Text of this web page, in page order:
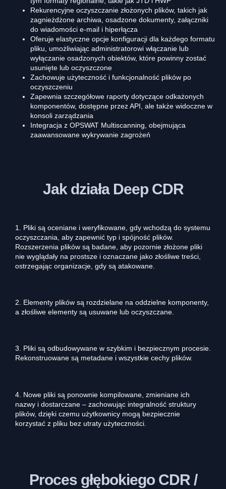
Rekurencyjne oczyszczanie złożonych plików, takich jak
zagnieżdżone archiwa, osadzone dokumenty, załączniki
do wiadomości e-mail i hiperłącza
Oferuje elastyczne opcje konfiguracji dla każdego formatu
pliku, umożliwiając administratorowi włączanie lub
wyłączanie osadzonych obiektów, które powinny zostać
usunięte lub oczyszczone
Zachowuje użyteczność i funkcjonalność plików po
oczyszczeniu
Zapewnia szczegółowe raporty dotyczące odkażonych
komponentów, dostępne przez API, ale także widoczne w
konsoli zarządzania
Integracja z OPSWAT Multiscanning, obejmująca
zaawansowane wykrywanie zagrożeń
Jak działa Deep CDR
1. Pliki są oceniane i weryfikowane, gdy wchodzą do systemu
oczyszczania, aby zapewnić typ i spójność plików.
Rozszerzenia plików są badane, aby pozornie złożone pliki
nie wyglądały na prostsze i oznaczane jako złośliwe treści,
ostrzegając organizacje, gdy są atakowane.
2. Elementy plików są rozdzielane na oddzielne komponenty,
a złośliwe elementy są usuwane lub oczyszczane.
3. Pliki są odbudowywane w szybkim i bezpiecznym procesie.
Rekonstruowane są metadane i wszystkie cechy plików.
4. Nowe pliki są ponownie kompilowane, zmieniane ich
nazwy i dostarczane – zachowując integralność struktury
plików, dzięki czemu użytkownicy mogą bezpiecznie
korzystać z pliku bez utraty użyteczności.
Proces głębokiego CDR /